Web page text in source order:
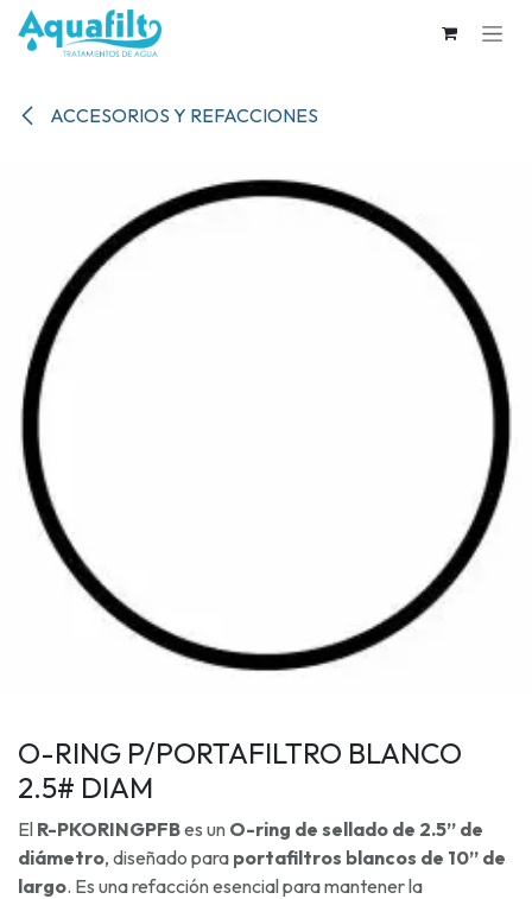
Ir al contenido
ACCESORIOS Y REFACCIONES
O-RING P/PORTAFILTRO BLANCO
2.5# DIAM
El R-PKORINGPFBes un O-ring de sellado de 2.5” de
diámetro, diseñado para portafiltros blancos de 10” de
largo. Es una refacción esencial para mantener la